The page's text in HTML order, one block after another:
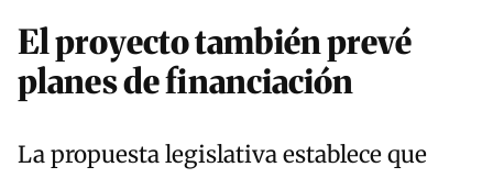
El proyecto también prevé
planes de financiación
La propuesta legislativa establece que